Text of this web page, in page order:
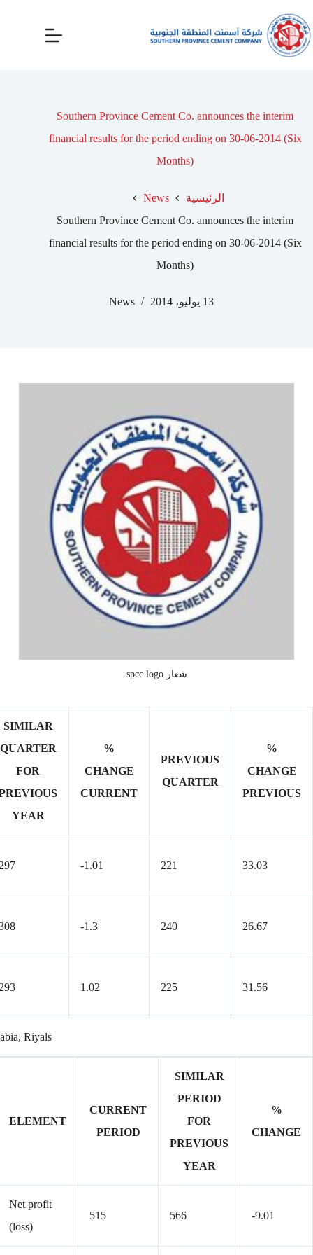
Southern Province Cement Co. announces the interim
financial results for the period ending on 30-06-2014 (Six
Months)
الرئيسية
News
Southern Province Cement Co. announces the interim
financial results for the period ending on 30-06-2014 (Six
Months)
13 يوليو، 2014 News
شعار spcc logo
SIMILAR
QUARTER
FOR
YEAR
%
CHANGE
CURRENT
PREVIOUS
QUARTER
%
CHANGE
PREVIOUS
-1.01 221 33.03
-1.3 240 26.67
1.02 225 31.56
Riyals
ELEMENT
CURRENT
PERIOD
SIMILAR
PERIOD
FOR
PREVIOUS
YEAR
%
CHANGE
Net profit
(loss)
515 566 -9.01